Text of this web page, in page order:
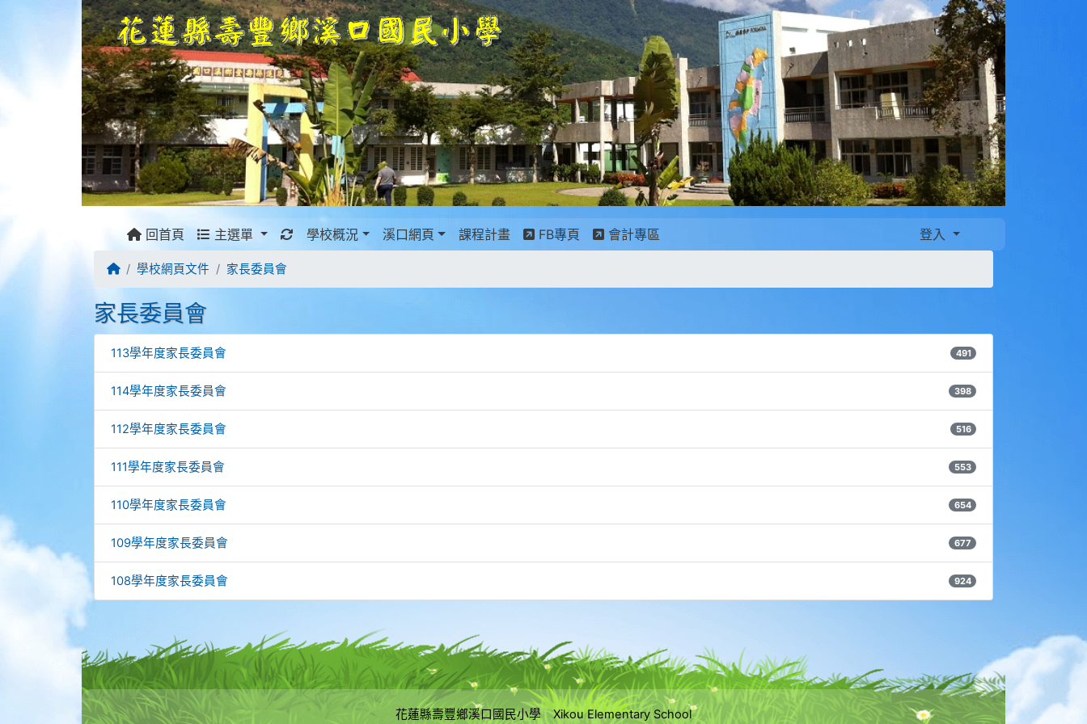
回首頁 主選單 重新取得佈景設定
學校概況 溪口網頁 課程計畫 FB專頁 會計專區 登入
回首頁學校網頁文件 家長委員會
家長委員會
113學年度家長委員會 491
114學年度家長委員會 398
112學年度家長委員會 516
111學年度家長委員會 553
110學年度家長委員會 654
109學年度家長委員會 677
108學年度家長委員會 924
花蓮縣壽豐鄉溪口國民小學 Xikou Elementary School